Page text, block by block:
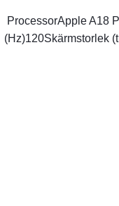
ProcessorApple A18
(Hz)120Skärmstorlek